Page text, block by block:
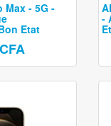
Max - 5G -
Etat
-